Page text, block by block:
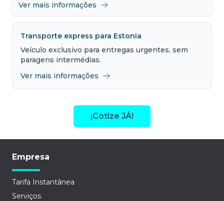
Ver mais informações
Transporte express para Estonia
Veículo exclusivo para entregas urgentes, sem
paragens intermédias.
Ver mais informações
¡Cotize JÁ!
Empresa
Tarifa Instantânea
Serviços